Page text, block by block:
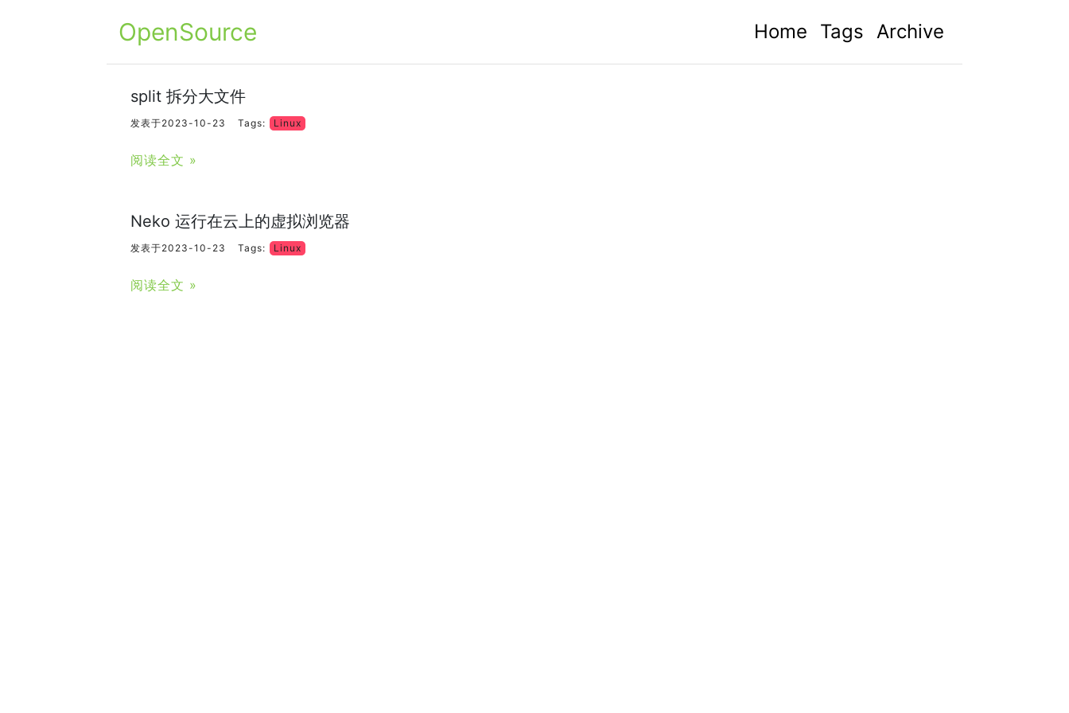
OpenSource Home Tags Archive
split 拆分大文件
发表于2023-10-23 Tags: Linux
阅读全文 »
Neko 运行在云上的虚拟浏览器
发表于2023-10-23 Tags: Linux
阅读全文 »